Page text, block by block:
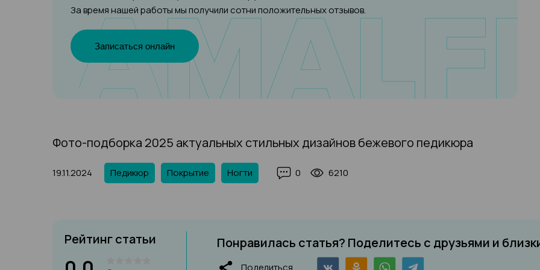
За время нашей работы мы получили сотни положительных отзывов.
Записаться онлайн
Фото-подборка 2025 актуальных стильных дизайнов бежевого педикюра
19.11.2024 Педикюр Покрытие Ногти 0 6210
Рейтинг статьи Понравилась статья? Поделитесь с друзьями и
Поделиться